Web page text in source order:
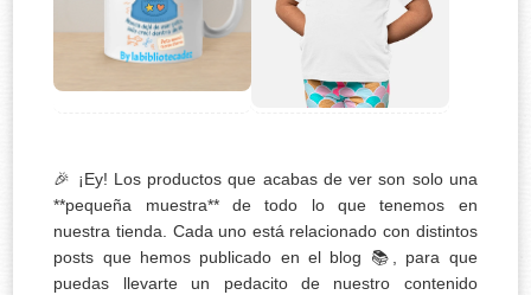
🎉 ¡Ey! Los productos que acabas de ver son solo una
**pequeña muestra** de todo lo que tenemos en
nuestra tienda. Cada uno está relacionado con distintos
posts que hemos publicado en el blog 📚, para que
puedas llevarte un pedacito de nuestro contenido